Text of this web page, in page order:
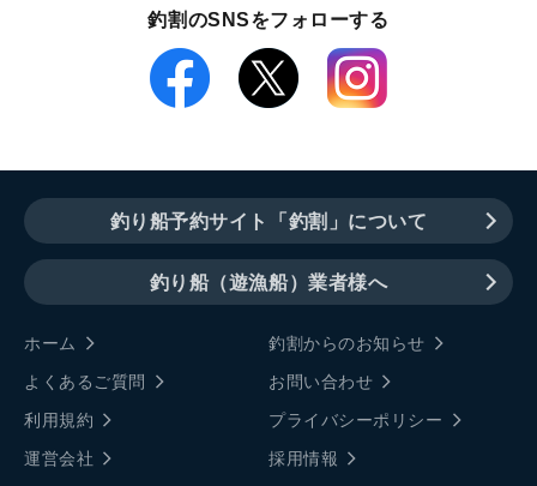
釣割のSNSをフォローする
釣り船予約サイト「釣割」について
釣り船（遊漁船）業者様へ
ホーム
釣割からのお知らせ
よくあるご質問
お問い合わせ
利用規約
プライバシーポリシー
運営会社
採用情報